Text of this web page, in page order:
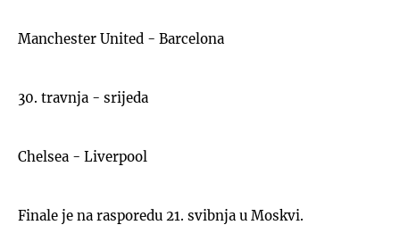
Manchester United - Barcelona
30. travnja - srijeda
Chelsea - Liverpool
Finale je na rasporedu 21. svibnja u Moskvi.